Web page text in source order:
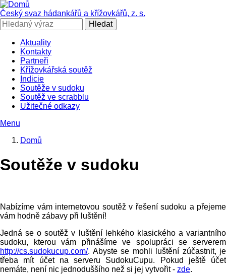
Přejít
k
hlavnímu
obsahu
Český svaz hádankářů a křížovkářů, z. s.
Hledat
SČHAK
Aktuality
Kontakty
Partneři
Křížovkářská soutěž
Indicie
Soutěže v sudoku
Soutěž ve scrabblu
Užitečné odkazy
Menu
navigace
Domů
Soutěže v sudoku
Nabízíme vám internetovou soutěž v řešení sudoku a přejeme
vám hodně zábavy při luštění!
Jedná se o soutěž v luštění lehkého klasického a variantního
sudoku, kterou vám přinášíme ve spolupráci se serverem
http://cs.sudokucup.com/. Abyste se mohli luštění zúčastnit, je
třeba mít účet na serveru SudokuCupu. Pokud ještě účet
nemáte, není nic jednoduššího než si jej vytvořit - zde.